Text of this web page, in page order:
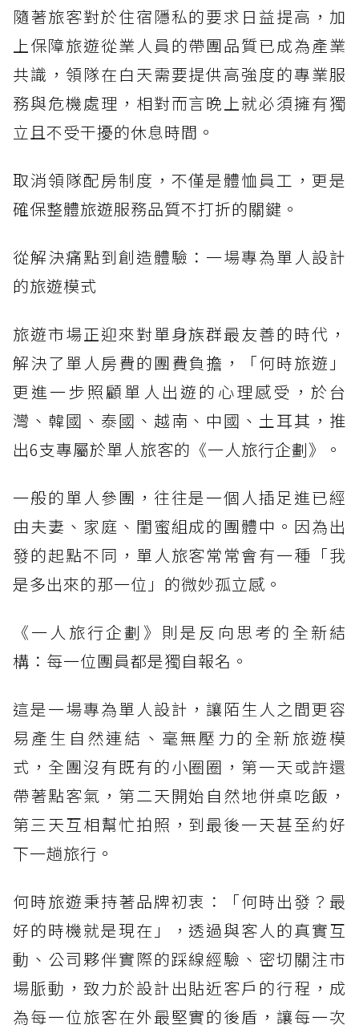
隨著旅客對於住宿隱私的要求日益提高，加
上保障旅遊從業人員的帶團品質已成為產業
共識，領隊在白天需要提供高強度的專業服
務與危機處理，相對而言晚上就必須擁有獨
立且不受干擾的休息時間。
取消領隊配房制度，不僅是體恤員工，更是
確保整體旅遊服務品質不打折的關鍵。
從解決痛點到創造體驗：一場專為單人設計
的旅遊模式
旅遊市場正迎來對單身族群最友善的時代，
解決了單人房費的團費負擔，「何時旅遊」
更進一步照顧單人出遊的心理感受，於台
灣、韓國、泰國、越南、中國、土耳其，推
出6支專屬於單人旅客的《一人旅行企劃》。
一般的單人參團，往往是一個人插足進已經
由夫妻、家庭、閨蜜組成的團體中。因為出
發的起點不同，單人旅客常常會有一種「我
是多出來的那一位」的微妙孤立感。
《一人旅行企劃》則是反向思考的全新結
構：每一位團員都是獨自報名。
這是一場專為單人設計，讓陌生人之間更容
易產生自然連結、毫無壓力的全新旅遊模
式，全團沒有既有的小圈圈，第一天或許還
帶著點客氣，第二天開始自然地併桌吃飯，
第三天互相幫忙拍照，到最後一天甚至約好
下一趟旅行。
何時旅遊秉持著品牌初衷：「何時出發？最
好的時機就是現在」，透過與客人的真實互
動、公司夥伴實際的踩線經驗、密切關注市
場脈動，致力於設計出貼近客戶的行程，成
為每一位旅客在外最堅實的後盾，讓每一次